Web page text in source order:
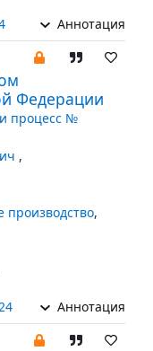
Аннотация
Федерации
процесс №
,
,
Аннотация